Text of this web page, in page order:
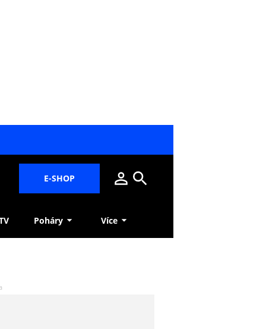
E-SHOP
Poháry Více